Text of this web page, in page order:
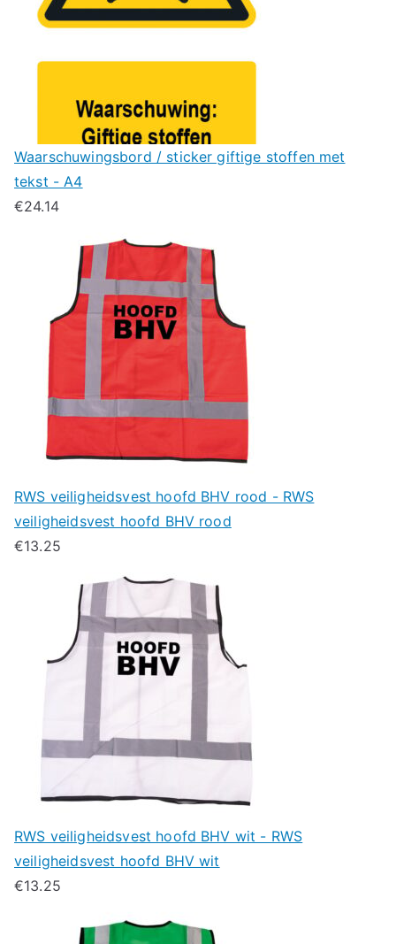
Waarschuwingsbord / sticker giftige stoffen met
tekst - A4
€24.14
RWS veiligheidsvest hoofd BHV rood - RWS
veiligheidsvest hoofd BHV rood
€13.25
RWS veiligheidsvest hoofd BHV wit - RWS
veiligheidsvest hoofd BHV wit
€13.25